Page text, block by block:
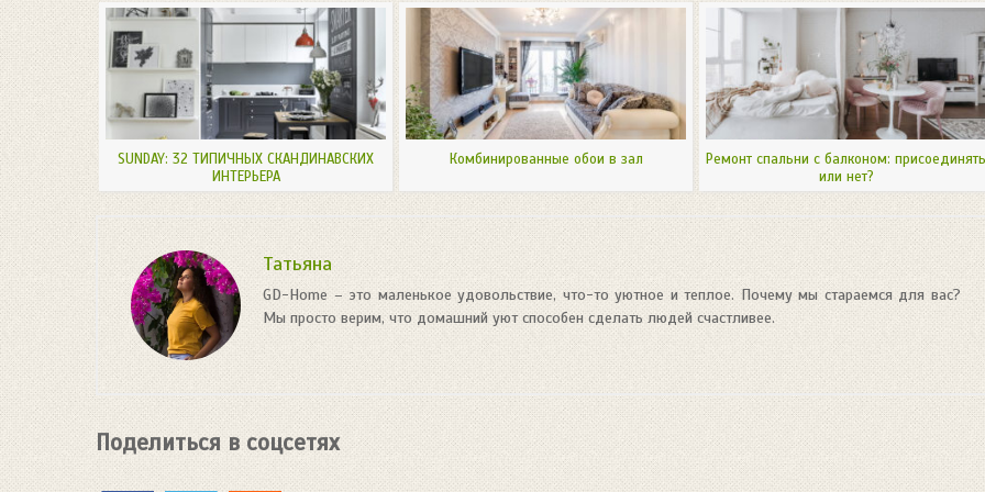
SUNDAY: 32 ТИПИЧНЫХ СКАНДИНАВСКИХ
ИНТЕРЬЕРА
Комбинированные обои в зал
Ремонт спальни с балконом: присоединять
или нет?
Татьяна
GD-Home – это маленькое удовольствие, что-то уютное и теплое. Почему мы стараемся для вас?
Мы просто верим, что домашний уют способен сделать людей счастливее.
Поделиться в соцсетях